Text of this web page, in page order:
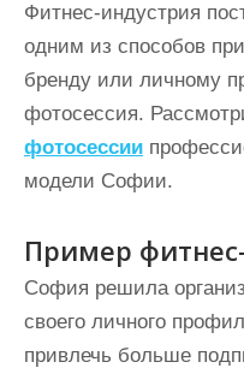
Фитнес-индустрия
одним из способов
бренду или личному
фотосессия.
фотосессии
модели Софии.
Пример
София решила
своего личного
привлечь больше